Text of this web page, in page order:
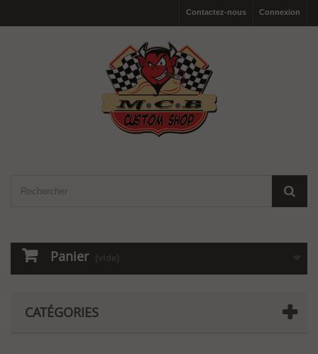
Connexion
Contactez-nous
Panier (vide)
CATÉGORIES